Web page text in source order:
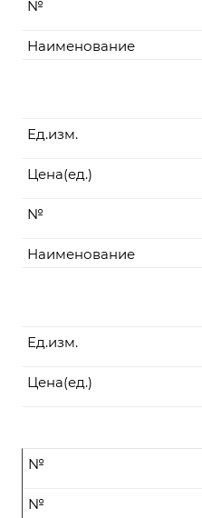
№
Наименование
Ед.изм.
Цена(ед.)
№
Наименование
Ед.изм.
Цена(ед.)
№
№